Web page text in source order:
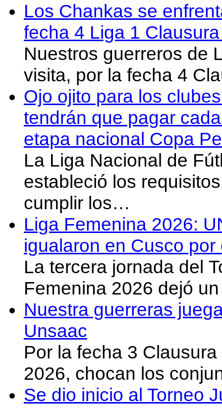
Los Chankas se
fecha 4 Liga 1
Nuestros guerreros de
visita, por la fecha 4
Ojo ojito para los
tendrán que pagar
etapa nacional Copa
La Liga Nacional de
estableció los
cumplir los…
Liga Femenina 2026:
igualaron en Cusco
La tercera jornada del
Femenina 2026 dejó
Nuestra guerreras
Unsaac
Por la fecha 3
2026, chocan los
Se dio inicio al Torneo